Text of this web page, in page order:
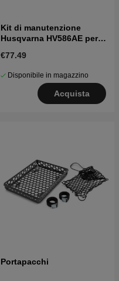
Kit di manutenzione
Husqvarna HV586AE per
€77.49
Disponibile in magazzino
Acquista
Portapacchi